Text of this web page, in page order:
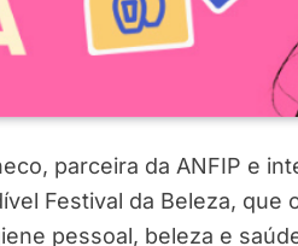
parceira da ANFIP e
Festival da Beleza,
pessoal, beleza e